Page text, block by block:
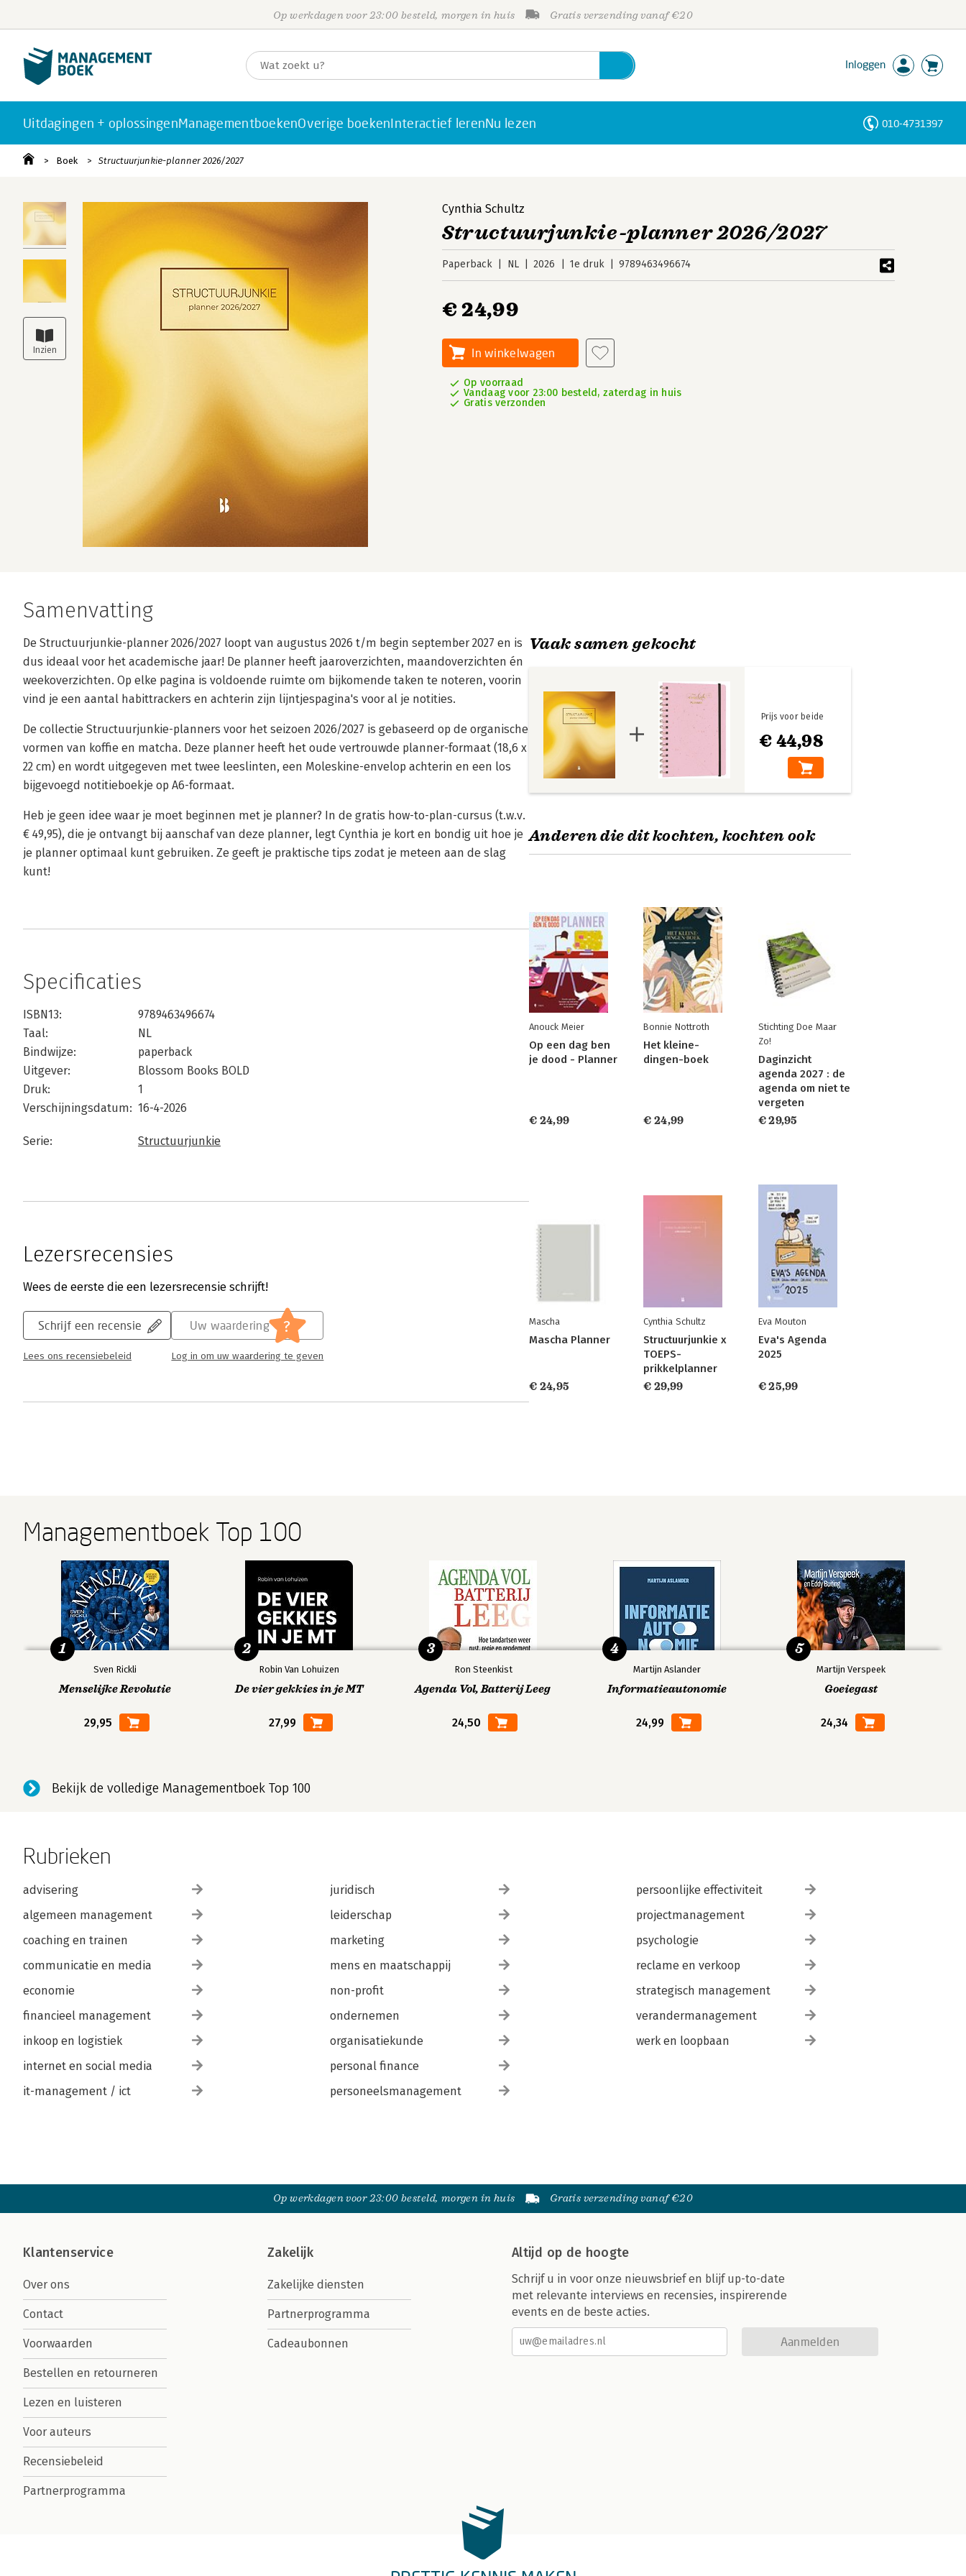
Op werkdagen voor 23:00 besteld, morgen in huis Gratis verzending vanaf €20
Inloggen
Uitdagingen + oplossingenManagementboekenOverige boekenInteractief lerenNu lezen 010-4731397
Boek Structuurjunkie-planner 2026/2027
Cynthia Schultz
Structuurjunkie-planner 2026/2027
Paperback NL 2026 1e druk 9789463496674
€ 24,99
In winkelwagen
Op voorraad
Vandaag voor 23:00 besteld, zaterdag in huis
Gratis verzonden
Samenvatting
De Structuurjunkie-planner 2026/2027 loopt van augustus 2026 t/m begin september 2027 en is
dus ideaal voor het academische jaar! De planner heeft jaaroverzichten, maandoverzichten én
weekoverzichten. Op elke pagina is voldoende ruimte om bijkomende taken te noteren, voorin
vind je een aantal habittrackers en achterin zijn lijntjespagina's voor al je notities.
De collectie Structuurjunkie-planners voor het seizoen 2026/2027 is gebaseerd op de organische
vormen van koffie en matcha. Deze planner heeft het oude vertrouwde planner-formaat (18,6 x
22 cm) en wordt uitgegeven met twee leeslinten, een Moleskine-envelop achterin en een los
bijgevoegd notitieboekje op A6-formaat.
Heb je geen idee waar je moet beginnen met je planner? In de gratis how-to-plan-cursus (t.w.v.
€ 49,95), die je ontvangt bij aanschaf van deze planner, legt Cynthia je kort en bondig uit hoe je
je planner optimaal kunt gebruiken. Ze geeft je praktische tips zodat je meteen aan de slag
kunt!
Specificaties
ISBN13:
9789463496674
Taal:
NL
Bindwijze:
paperback
Uitgever:
Blossom Books BOLD
Druk:
1
Verschijningsdatum: 16-4-2026
Serie: Structuurjunkie
Lezersrecensies
Wees de eerste die een lezersrecensie schrijft!
Schrijf een recensie
Lees ons recensiebeleid
Uw waardering ?
Log in om uw waardering te geven
Vaak samen gekocht
€ 44,98
Prijs voor beide
Anderen die dit kochten, kochten ook
Anouck Meier
Op een dag ben
je dood - Planner
€ 24,99
Bonnie Nottroth
Het kleine-
dingen-boek
€ 24,99
Stichting Doe Maar
Zo!
Daginzicht
agenda 2027 : de
agenda om niet te
vergeten
€ 29,95
Mascha
Mascha Planner
€ 24,95
Cynthia Schultz
Structuurjunkie x
TOEPS-
prikkelplanner
€ 29,99
Eva Mouton
Eva's Agenda
2025
€ 25,99
Managementboek Top 100
Sven Rickli
Menselijke Revolutie
29,95
1
Robin Van Lohuizen
De vier gekkies in je MT
27,99
2
Ron Steenkist
Agenda Vol, Batterij Leeg
24,50
3
Martijn Aslander
Informatieautonomie
24,99
4
Martijn Verspeek
Goeiegast
24,34
5
Bekijk de volledige Managementboek Top 100
Rubrieken
advisering
algemeen management
coaching en trainen
communicatie en media
economie
financieel management
inkoop en logistiek
internet en social media
it-management / ict
juridisch
leiderschap
marketing
mens en maatschappij
non-profit
ondernemen
organisatiekunde
personal finance
personeelsmanagement
persoonlijke effectiviteit
projectmanagement
psychologie
reclame en verkoop
strategisch management
verandermanagement
werk en loopbaan
Op werkdagen voor 23:00 besteld, morgen in huis Gratis verzending vanaf €20
Klantenservice
Over ons
Contact
Voorwaarden
Bestellen en retourneren
Lezen en luisteren
Voor auteurs
Recensiebeleid
Partnerprogramma
Zakelijk
Zakelijke diensten
Partnerprogramma
Cadeaubonnen
Altijd op de hoogte
Schrijf u in voor onze nieuwsbrief en blijf up-to-date
met relevante interviews en recensies, inspirerende
events en de beste acties.
Aanmelden
Personen